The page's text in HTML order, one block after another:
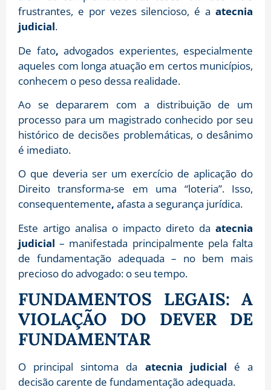
frustrantes, e por vezes silencioso, é a atecnia
judicial.
De fato, advogados experientes, especialmente
aqueles com longa atuação em certos municípios,
conhecem o peso dessa realidade.
Ao se depararem com a distribuição de um
processo para um magistrado conhecido por seu
histórico de decisões problemáticas, o desânimo
é imediato.
O que deveria ser um exercício de aplicação do
Direito transforma-se em uma “loteria”.Isso,
consequentemente, afasta a segurança jurídica.
Este artigo analisa o impacto direto da atecnia
judicial – manifestada principalmente pela falta
de fundamentação adequada – no bem mais
precioso do advogado: o seu tempo.
FUNDAMENTOS LEGAIS: A
VIOLAÇÃO DO DEVER DE
FUNDAMENTAR
O principal sintoma da atecnia judicial é a
decisão carente de fundamentação adequada.